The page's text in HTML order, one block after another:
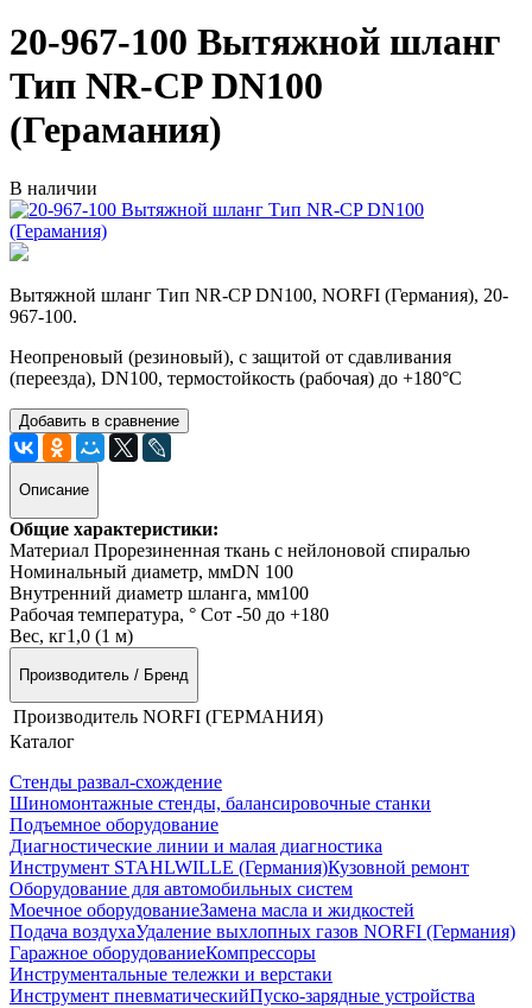
20-967-100 Вытяжной шланг
Тип NR-CP DN100
(Герамания)
В наличии
Вытяжной шланг Тип NR-CP DN100, NORFI (Германия), 20-
967-100.
Неопреновый (резиновый), с защитой от сдавливания
(переезда), DN100, термостойкость (рабочая) до +180°C
Добавить в сравнение
Описание
Общие характеристики:
Материал Прорезиненная ткань с нейлоновой спиралью
Номинальный диаметр, ммDN 100
Внутренний диаметр шланга, мм100
Рабочая температура, ° Сот -50 до +180
Вес, кг1,0 (1 м)
Производитель / Бренд
Производитель NORFI (ГЕРМАНИЯ)
Каталог
Стенды развал-схождение
Шиномонтажные стенды, балансировочные станки
Подъемное оборудование
Диагностические линии и малая диагностика
Инструмент STAHLWILLE (Германия)Кузовной ремонт
Оборудование для автомобильных систем
Моечное оборудованиеЗамена масла и жидкостей
Подача воздухаУдаление выхлопных газов NORFI (Германия)
Гаражное оборудованиеКомпрессоры
Инструментальные тележки и верстаки
Инструмент пневматическийПуско-зарядные устройства